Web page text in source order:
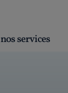
services